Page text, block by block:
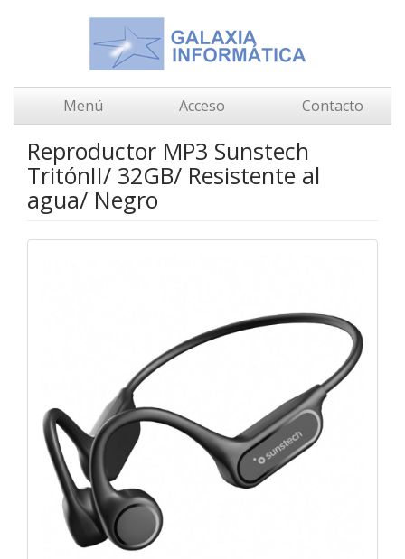
Menú Acceso Contacto
Reproductor MP3 Sunstech
TritónII/ 32GB/ Resistente al
agua/ Negro